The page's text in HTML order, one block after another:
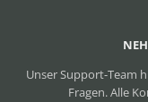
Unser Support-Team
Fragen. Alle